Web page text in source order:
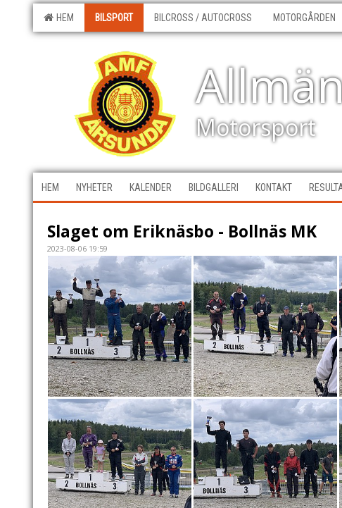
HEM BILSPORT BILCROSS / AUTOCROSS MOTORGÅRDEN
Motorsport
HEM NYHETER KALENDER BILDGALLERI KONTAKT
Slaget om Eriknäsbo - Bollnäs MK
2023-08-06 19:59